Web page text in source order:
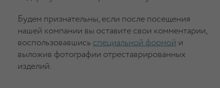
Будем признательны, если после посещения
нашей компании вы оставите свои комментарии,
воспользовавшись специальной формой и
выложив фотографии отреставрированных
изделий.